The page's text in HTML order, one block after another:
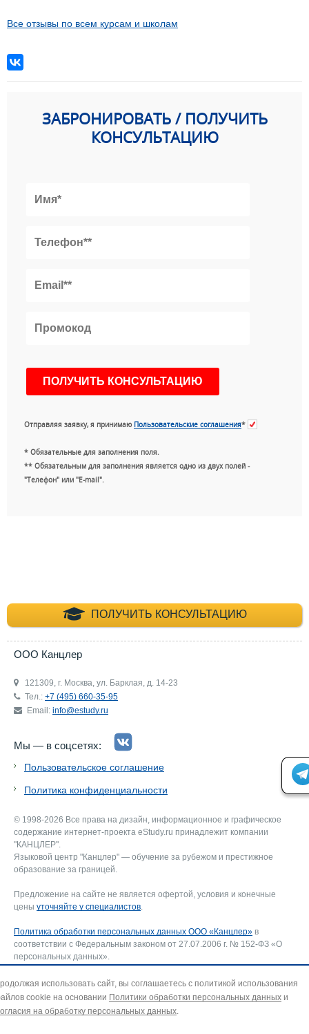
Все отзывы по всем курсам и школам
ЗАБРОНИРОВАТЬ / ПОЛУЧИТЬ
КОНСУЛЬТАЦИЮ
Отправляя заявку, я принимаю Пользовательские соглашения*
* Обязательные для заполнения поля.
** Обязательным для заполнения является одно из двух полей -
"Телефон" или "E-mail".
ПОЛУЧИТЬ КОНСУЛЬТАЦИЮ
+7 (495) 660-35-
ООО Канцлер
121309, г. Москва, ул. Барклая, д. 14-23
Тел.: +7 (495) 660-35-95
Email: info@estudy.ru
Мы — в соцсетях:
Пользовательское соглашение
Политика конфиденциальности
© 1998-2026 Все права на дизайн, информационное и графическое
содержание интернет-проекта eStudy.ru принадлежит компании
"КАНЦЛЕР".
Языковой центр "Канцлер" — обучение за рубежом и престижное
образование за границей.
Предложение на сайте не является офертой, условия и конечные
цены уточняйте у специалистов
Политика обработки персональных данных ООО «Канцлер» в
соответствии с Федеральным законом от 27.07.2006 г. № 152-ФЗ «О
персональных данных».
Соглашение об использовании сайта ООО «Канцлер», включающее
соглашение на обработку персональных данных и использование
файлов cookie. В случае несогласия — покиньте сайт.
Для отзыва согласия на обработку персональных данных направьте
запрос на адрес эл. почты:info@estudy.ru
использовать сайт, вы соглашаетесь с политикой использования
cookie на основании Политики обработки персональных данных и
на обработку персональных данных.